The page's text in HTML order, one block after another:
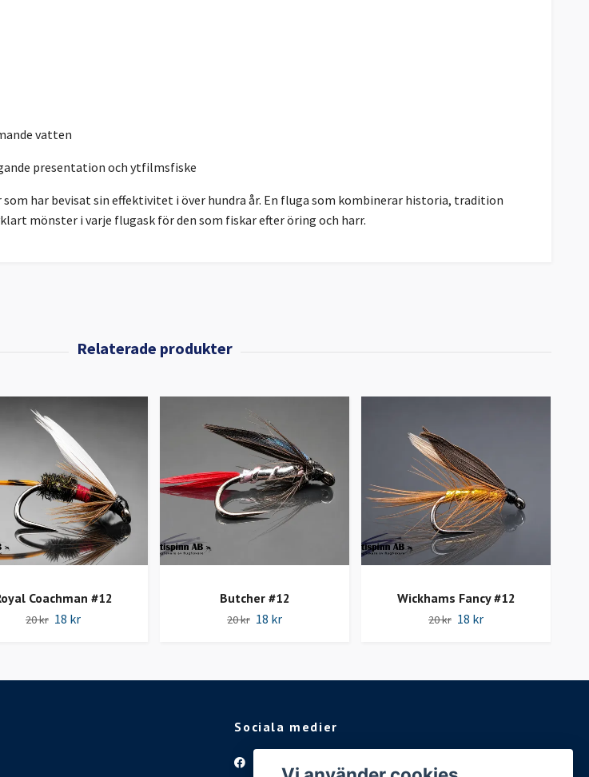
vatten
presentation och ytfilmsfiske
har bevisat sin effektivitet i över hundra år. En fluga som kombinerar historia, tradition
mönster i varje flugask för den som fiskar efter öring och harr.
Coachman #12
20 kr 18 kr
Butcher #12
20 kr 18 kr
Wickhams Fancy #12
20 kr 18 kr
Sociala medier